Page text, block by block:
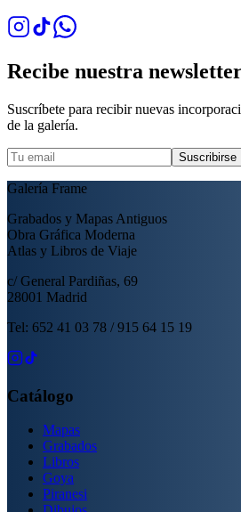
Recibe nuestra
Suscríbete para recibir nuevas
de la galería.
Suscribirse
Galería Frame
Grabados y Mapas Antiguos
Obra Gráfica Moderna
Atlas y Libros de Viaje
c/ General Pardiñas, 69
28001 Madrid
Tel: 652 41 03 78 / 915 64 15 19
Catálogo
Mapas
Grabados
Libros
Goya
Piranesi